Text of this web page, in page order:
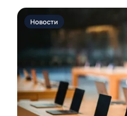
Новости